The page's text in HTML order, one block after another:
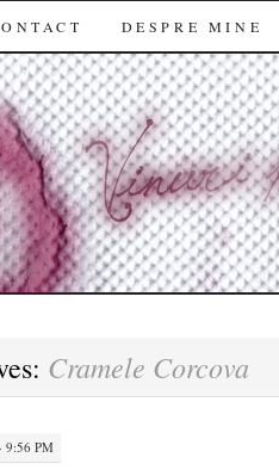
DESPRE MINE
Cramele Corcova
9:56 PM